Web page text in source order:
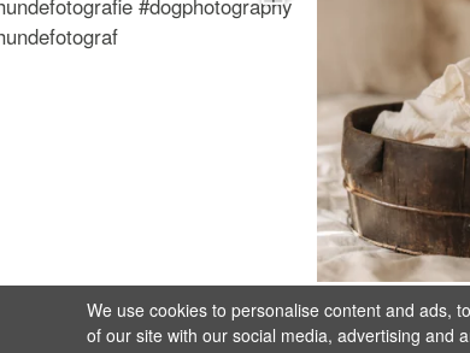
We use cookies to personalise content and ads,
of our site with our social media, advertising and